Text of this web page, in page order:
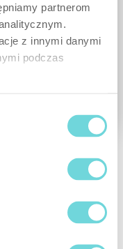
partnerom
z innymi danymi
podczas